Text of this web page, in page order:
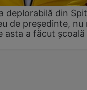
deplorabilă din
de președinte, nu
asta a făcut școală